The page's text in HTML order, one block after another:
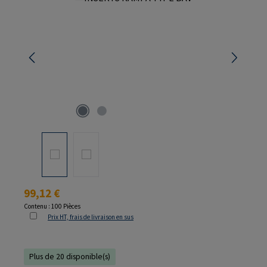
Prix régulier :
99,12 €
Contenu : 100 Pièces
Prix HT, frais de livraison en sus
Plus de 20 disponible(s)